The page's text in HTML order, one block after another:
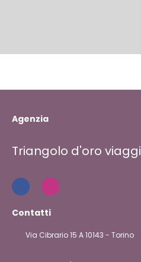
Agenzia
Triangolo d'oro viaggi
Contatti
Via Cibrario 15 A 10143 - Torino